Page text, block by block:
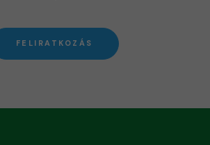
FELIRATKOZÁS